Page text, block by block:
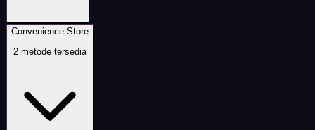
Convenience Store
2 metode tersedia